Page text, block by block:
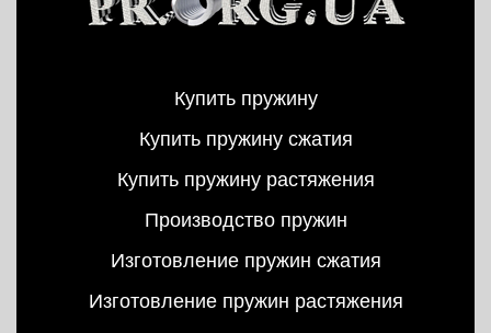
Купить пружину
Купить пружину сжатия
Купить пружину растяжения
Производство пружин
Изготовление пружин сжатия
Изготовление пружин растяжения